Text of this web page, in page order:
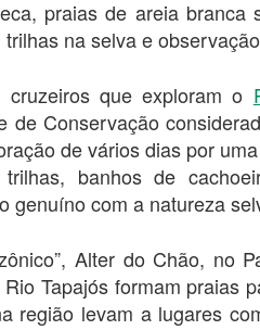
praias de areia branca
na selva e
que exploram o
de Conservação
de vários dias por
banhos de
genuíno com a natureza
Alter do Chão, no
Tapajós formam praias
região levam a lugares